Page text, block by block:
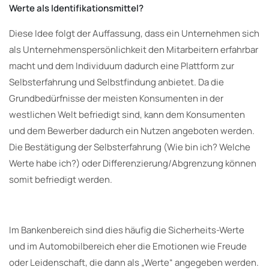
Werte als Identifikationsmittel?
Diese Idee folgt der Auffassung, dass ein Unternehmen sich
als Unternehmenspersönlichkeit den Mitarbeitern erfahrbar
macht und dem Individuum dadurch eine Plattform zur
Selbsterfahrung und Selbstfindung anbietet. Da die
Grundbedürfnisse der meisten Konsumenten in der
westlichen Welt befriedigt sind, kann dem Konsumenten
und dem Bewerber dadurch ein Nutzen angeboten werden.
Die Bestätigung der Selbsterfahrung (Wie bin ich? Welche
Werte habe ich?) oder Differenzierung/Abgrenzung können
somit befriedigt werden.
Im Bankenbereich sind dies häufig die Sicherheits-Werte
und im Automobilbereich eher die Emotionen wie Freude
oder Leidenschaft, die dann als „Werte“ angegeben werden.